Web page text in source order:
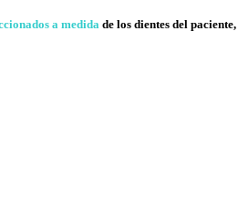
a medidade los dientes del